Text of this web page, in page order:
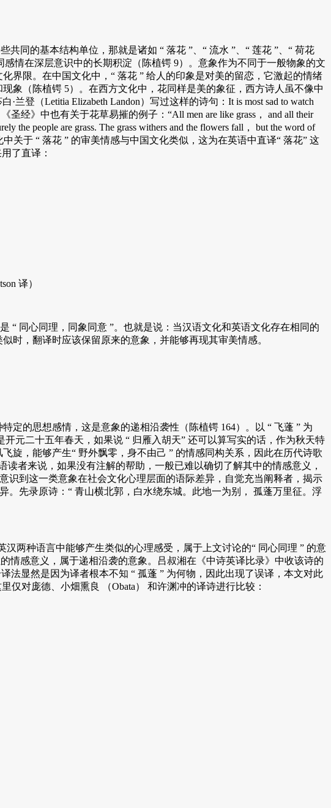
的基本结构单位，那就是诸如 “ 落花 ”、“ 流水 ”、“ 莲花 ”、“ 荷花
情在深层意识中的长期积淀（陈植锷 9）。意象作为不同于一般物象的文
界限。在中国文化中，“ 落花 ” 给人的印象是对美的留恋，它激起的情绪
象（陈植锷 5）。在西方文化中，花同样是美的象征，西方诗人虽不像中
登（Letitia Elizabeth Landon）写过这样的诗句：It is most sad to watch
圣经》中也有关于花草易摧的例子：“All men are like grass， and all their
the people are grass. The grass withers and the flowers fall， but the word of
关于 “ 落花 ” 的审美情感与中国文化类似，这为在英语中直译“ 落花” 这
了直译：
译）
“ 同心同理，同象同意 ”。也就是说：当汉语文化和英语文化存在相同的
时，翻译时应该保留原来的意象，并能够再现其审美情感。
的思想感情，这是意象的递相沿袭性（陈植锷 164）。以 “ 飞蓬 ” 为
元二十五年春天，如果说 “ 归雁入胡天” 还可以算写实的话，作为秋天特
旋，能够产生“ 野外飘零，身不由己 ” 的情感同构关系，因此在历代诗歌
者来说，如果没有注解的帮助，一般已难以确切了解其中的情感意义，
识到这一类意象在社会文化心理层面的语际差异，自觉充当阐释者，揭示
。先录原诗：“ 青山横北郭，白水绕东城。此地一为别， 孤蓬万里征。浮
两种语言中能够产生类似的心理感受，属于上文讨论的“ 同心同理 ” 的意
情感意义，属于递相沿袭的意象。吕叔湘在《中诗英译比录》中收该诗的
译法显然是因为译者根本不知 “ 孤蓬 ” 为何物，因此出现了误译，本文对此
对庞德、小畑熏良 （Obata） 和许渊冲的译诗进行比较：